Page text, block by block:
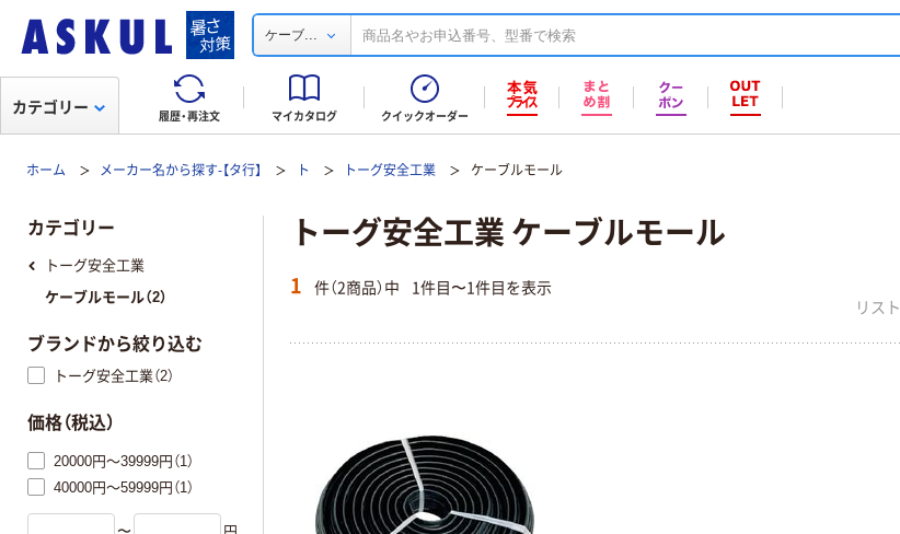
ケーブ...
履歴・再注文 マイカタログ クイックオーダー
カテゴリー
ホーム メーカー名から探す-【タ行】 ト トーグ安全工業 ケーブルモール
トーグ安全工業 ケーブルモール
1 件（2商品）中 1件目〜1件目を表示
リスト
カテゴリー
トーグ安全工業
ケーブルモール（2）
ブランドから絞り込む
トーグ安全工業（2）
価格（税込）
20000円～39999円（1）
40000円～59999円（1）
〜 円